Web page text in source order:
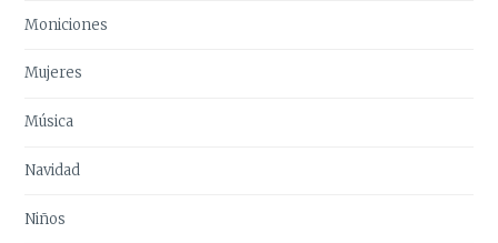
Moniciones
Mujeres
Música
Navidad
Niños